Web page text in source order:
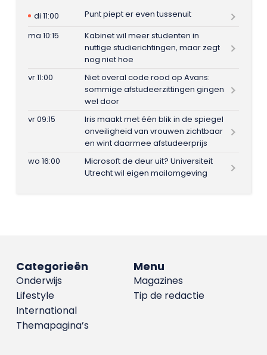
di 11:00
Punt piept er even tussenuit
ma 10:15
Kabinet wil meer studenten in
nuttige studierichtingen, maar zegt
nog niet hoe
vr 11:00
Niet overal code rood op Avans:
sommige afstudeerzittingen gingen
wel door
vr 09:15
Iris maakt met één blik in de spiegel
onveiligheid van vrouwen zichtbaar
en wint daarmee afstudeerprijs
wo 16:00
Microsoft de deur uit? Universiteit
Utrecht wil eigen mailomgeving
Menu
Magazines
Tip de redactie
Categorieën
Onderwijs
Lifestyle
International
Themapagina’s